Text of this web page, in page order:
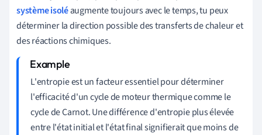
système isoléaugmente toujours avec le temps, tu peux
déterminer la direction possible des transferts de chaleur et
des réactions chimiques.
L'entropie est un facteur essentiel pour déterminer
l'efficacité d'un cycle de moteur thermique comme le
cycle de Carnot. Une différence d'entropie plus élevée
entre l'état initial et l'état final signifierait que moins de